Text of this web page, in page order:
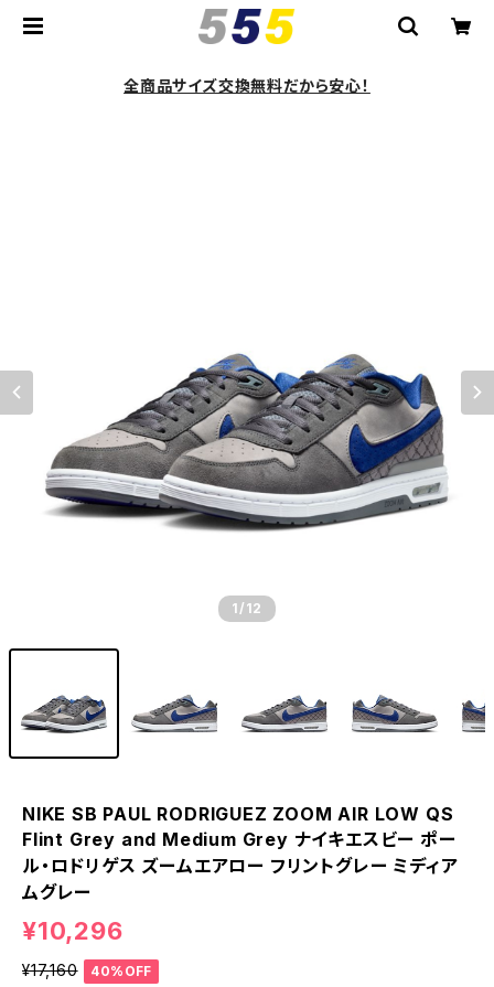
全商品サイズ交換無料だから安心！
1 /12
NIKE SB PAUL RODRIGUEZ ZOOM AIR LOW QS
Flint Grey and Medium Grey ナイキエスビー ポー
ル・ロドリゲス ズームエアロー フリントグレー ミディア
ムグレー
¥10,296
¥17,160 40%OFF